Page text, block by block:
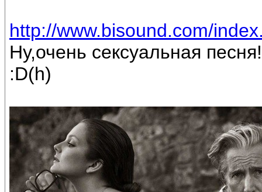
http://www.bisound.com/
Ну,очень сексуальная песня!
:D(h)